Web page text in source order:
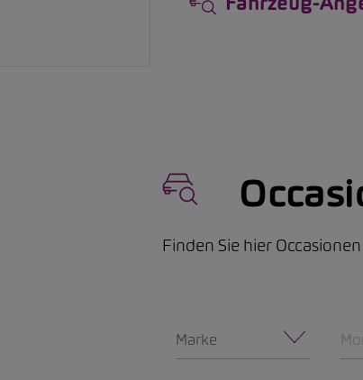
Finden Sie hier
Marke